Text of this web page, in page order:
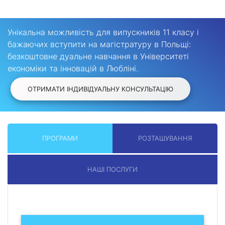
Унікальна можливість для випускників 11 класу і
бажаючих вступити на магістратуру в Польщі:
безкоштовне дуальне навчання в Університеті
економіки та інновацій в Любліні.
ОТРИМАТИ ІНДИВІДУАЛЬНУ КОНСУЛЬТАЦІЮ
ПРОГРАМИ РОЗТАШУВАННЯ
НАШІ ПОСЛУГИ